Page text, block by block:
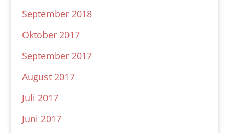
September 2018
Oktober 2017
September 2017
August 2017
Juli 2017
Juni 2017